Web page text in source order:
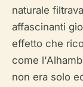
naturale
affascinanti
effetto che
come
non era solo